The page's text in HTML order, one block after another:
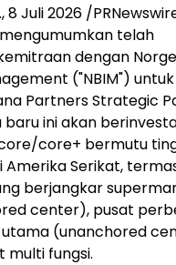
,8 Juli 2026 /
telah
dengan
("NBIM") untuk
Partners Strategic
baru ini akan
core+ bermutu
Amerika Serikat,
berjangkar
center), pusat
(unanchored
multi fungsi.